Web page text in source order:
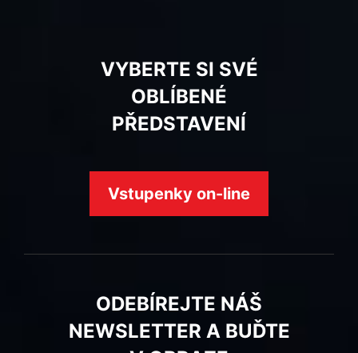
VYBERTE SI SVÉ
OBLÍBENÉ
PŘEDSTAVENÍ
Vstupenky on-line
ODEBÍREJTE NÁŠ
NEWSLETTER A BUĎTE